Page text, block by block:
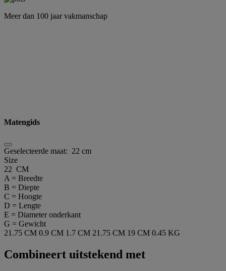
Meer dan 100 jaar vakmanschap
Matengids
Geselecteerde maat: 22 cm
Size
22 CM
A = Breedte
B = Diepte
C = Hoogte
D = Lengte
E = Diameter onderkant
G = Gewicht
21.75 CM 0.9 CM 1.7 CM 21.75 CM 19 CM 0.45 KG
Combineert uitstekend met